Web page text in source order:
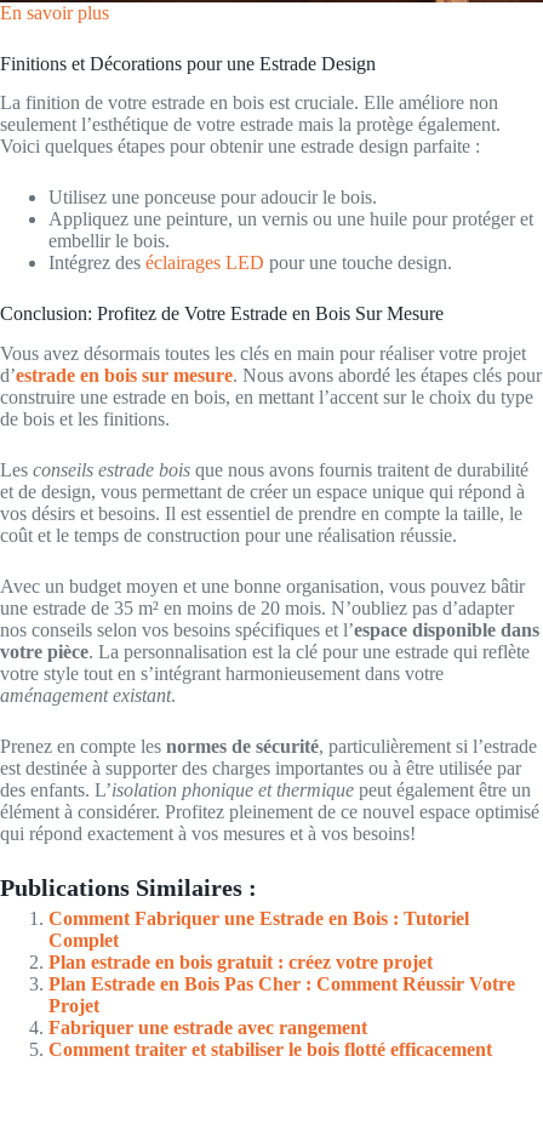
En savoir plus
Finitions et Décorations pour une Estrade Design
La finition de votre estrade en bois est cruciale. Elle améliore non
seulement l’esthétique de votre estrade mais la protège également.
Voici quelques étapes pour obtenir une estrade design parfaite :
Utilisez une ponceuse pour adoucir le bois.
Appliquez une peinture, un vernis ou une huile pour protéger et
embellir le bois.
Intégrez des éclairages LED pour une touche design.
Conclusion: Profitez de Votre Estrade en Bois Sur Mesure
Vous avez désormais toutes les clés en main pour réaliser votre projet
d’estrade en bois sur mesure. Nous avons abordé les étapes clés pour
construire une estrade en bois, en mettant l’accent sur le choix du type
de bois et les finitions.
Les conseils estrade bois que nous avons fournis traitent de durabilité
et de design, vous permettant de créer un espace unique qui répond à
vos désirs et besoins. Il est essentiel de prendre en compte la taille, le
coût et le temps de construction pour une réalisation réussie.
Avec un budget moyen et une bonne organisation, vous pouvez bâtir
une estrade de 35 m² en moins de 20 mois. N’oubliez pas d’adapter
nos conseils selon vos besoins spécifiques et l’espace disponible dans
votre pièce. La personnalisation est la clé pour une estrade qui reflète
votre style tout en s’intégrant harmonieusement dans votre
aménagement existant.
Prenez en compte les normes de sécurité, particulièrement si l’estrade
est destinée à supporter des charges importantes ou à être utilisée par
des enfants. L’isolation phonique et thermique peut également être un
élément à considérer. Profitez pleinement de ce nouvel espace optimisé
qui répond exactement à vos mesures et à vos besoins!
Publications Similaires :
Comment Fabriquer une Estrade en Bois : Tutoriel
Complet
Plan estrade en bois gratuit : créez votre projet
Plan Estrade en Bois Pas Cher : Comment Réussir Votre
Projet
Fabriquer une estrade avec rangement
Comment traiter et stabiliser le bois flotté efficacement